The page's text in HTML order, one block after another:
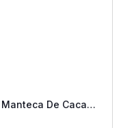
De Cacao